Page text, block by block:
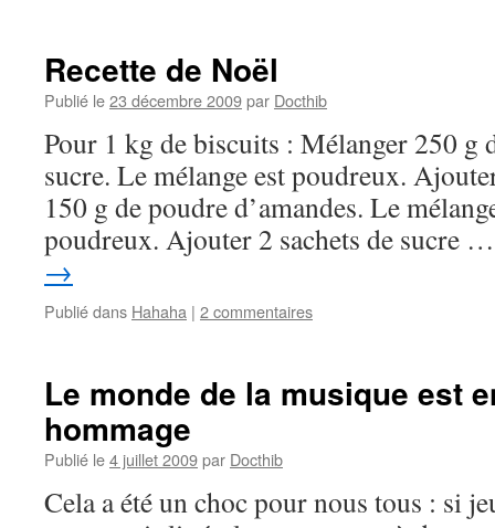
Recette de Noël
Publié le23 décembre 2009par Docthib
Pour 1 kg de biscuits : Mélanger 250 g
sucre. Le mélange est poudreux.
150 g de poudre d’amandes. Le
poudreux. Ajouter 2 sachets de sucre
→
Publié dans Hahaha | 2 commentaires
Le monde de la musique est
hommage
Publié le4 juillet 2009par Docthib
Cela a été un choc pour nous tous : si